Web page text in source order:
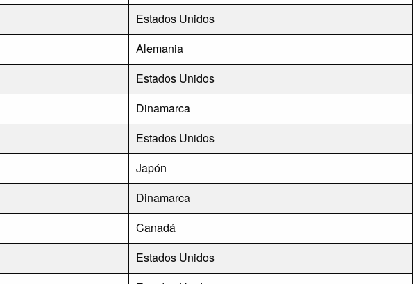
Estados Unidos
Alemania
Estados Unidos
Dinamarca
Estados Unidos
Japón
Dinamarca
Canadá
Estados Unidos